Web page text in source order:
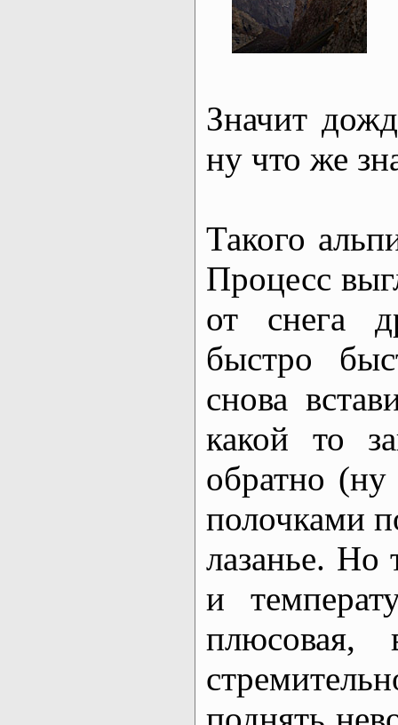
Значит
ну что же
Такого
Процесс
от снега
быстро
снова
какой то
обратно
полочками
лазанье. Но
и